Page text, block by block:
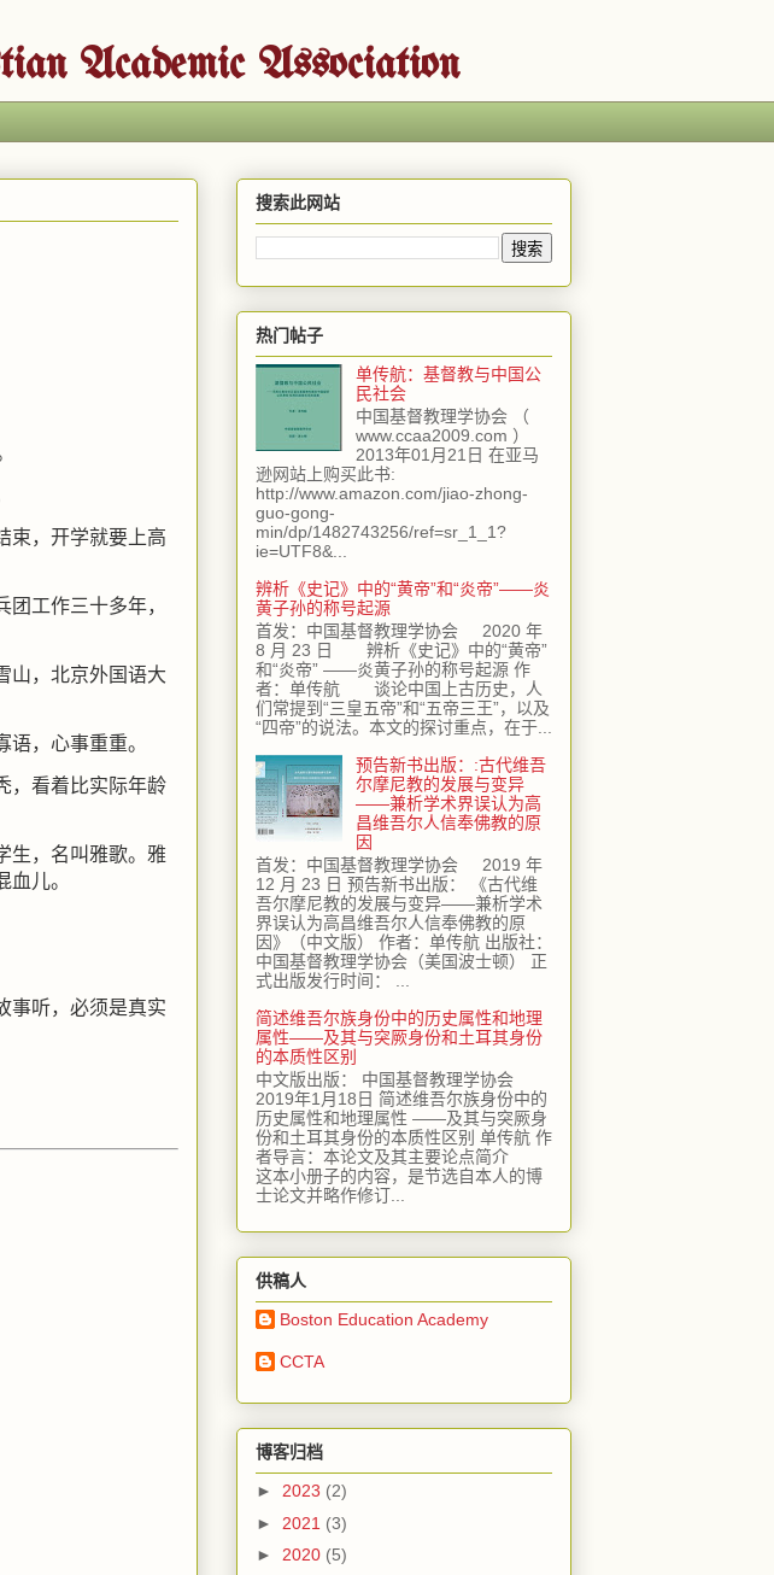
Academic Association
束，开学就要上高
工作三十多年，
山，北京外国语大
，心事重重。
，看着比实际年龄
生，名叫雅歌。雅
儿。
事听，必须是真实
搜索此网站
热门帖子
单传航：基督教与中国公
民社会
中国基督教理学协会 （
www.ccaa2009.com ）
2013年01月21日 在亚马
逊网站上购买此书:
http://www.amazon.com/jiao-zhong-
guo-gong-
min/dp/1482743256/ref=sr_1_1?
ie=UTF8&...
辨析《史记》中的“黄帝”和“炎帝”——炎
黄子孙的称号起源
首发：中国基督教理学协会 2020 年
8 月 23 日 辨析《史记》中的“黄帝”
和“炎帝” ——炎黄子孙的称号起源 作
者：单传航 谈论中国上古历史，人
们常提到“三皇五帝”和“五帝三王”，以及
“四帝”的说法。本文的探讨重点，在于...
预告新书出版：:古代维吾
尔摩尼教的发展与变异
——兼析学术界误认为高
昌维吾尔人信奉佛教的原
因
首发：中国基督教理学协会 2019 年
12 月 23 日 预告新书出版： 《古代维
吾尔摩尼教的发展与变异——兼析学术
界误认为高昌维吾尔人信奉佛教的原
因》（中文版） 作者：单传航 出版社：
中国基督教理学协会（美国波士顿） 正
式出版发行时间： ...
简述维吾尔族身份中的历史属性和地理
属性——及其与突厥身份和土耳其身份
的本质性区别
中文版出版： 中国基督教理学协会
2019年1月18日 简述维吾尔族身份中的
历史属性和地理属性 ——及其与突厥身
份和土耳其身份的本质性区别 单传航 作
者导言：本论文及其主要论点简介
这本小册子的内容，是节选自本人的博
士论文并略作修订...
供稿人
Boston Education Academy
CCTA
博客归档
► 2023 (2)
► 2021 (3)
► 2020 (5)